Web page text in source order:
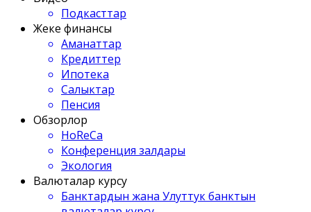
Подкасттар
Жеке финансы
Аманаттар
Кредиттер
Ипотека
Салыктар
Пенсия
Обзорлор
HoReCa
Конференция залдары
Экология
Валюталар курсу
Банктардын жана Улуттук банктын